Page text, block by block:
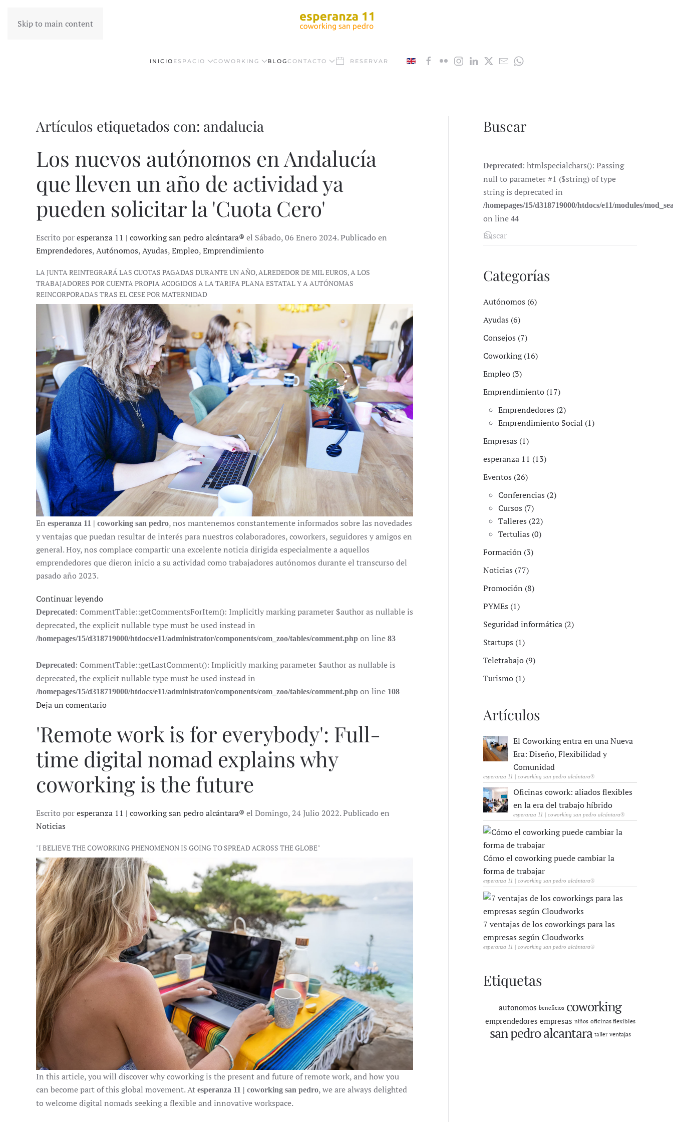
Skip to main content
INICIO ESPACIO COWORKING BLOGCONTACTO RESERVAR
Artículos etiquetados con: andalucia
Los nuevos autónomos en Andalucía
que lleven un año de actividad ya
pueden solicitar la 'Cuota Cero'
Escrito poresperanza 11 | coworking san pedro alcántara® el Sábado, 06 Enero 2024. Publicado en
Emprendedores,Autónomos,Ayudas,Empleo,Emprendimiento
LA JUNTA REINTEGRARÁ LAS CUOTAS PAGADAS DURANTE UN AÑO, ALREDEDOR DE MIL EUROS, A LOS
TRABAJADORES POR CUENTA PROPIA ACOGIDOS A LA TARIFA PLANA ESTATAL Y A AUTÓNOMAS
REINCORPORADAS TRAS EL CESE POR MATERNIDAD
En esperanza 11 | coworking san pedro, nos mantenemos constantemente informados sobre las novedades
y ventajas que puedan resultar de interés para nuestros colaboradores, coworkers, seguidores y amigos en
general. Hoy, nos complace compartir una excelente noticia dirigida especialmente a aquellos
emprendedores que dieron inicio a su actividad como trabajadores autónomos durante el transcurso del
pasado año 2023.
Continuar leyendo
Deprecated: CommentTable::getCommentsForItem(): Implicitly marking parameter $author as nullable is
deprecated, the explicit nullable type must be used instead in
/homepages/15/d318719000/htdocs/e11/administrator/components/com_zoo/tables/comment.php on line 83
Deprecated: CommentTable::getLastComment(): Implicitly marking parameter $author as nullable is
deprecated, the explicit nullable type must be used instead in
/homepages/15/d318719000/htdocs/e11/administrator/components/com_zoo/tables/comment.php on line 108
Deja un comentario
'Remote work is for everybody': Full-
time digital nomad explains why
coworking is the future
Escrito poresperanza 11 | coworking san pedro alcántara® el Domingo, 24 Julio 2022. Publicado en
Noticias
"I BELIEVE THE COWORKING PHENOMENON IS GOING TO SPREAD ACROSS THE GLOBE"
In this article, you will discover why coworking is the present and future of remote work, and how you
can become part of this global movement. At esperanza 11 | coworking san pedro, we are always delighted
to welcome digital nomads seeking a flexible and innovative workspace.
Buscar
Deprecated: htmlspecialchars(): Passing
null to parameter #1 ($string) of type
string is deprecated in
/homepages/15/d318719000/htdocs/e11/modules/
on line44
Categorías
Autónomos (6)
Ayudas (6)
Consejos (7)
Coworking (16)
Empleo (3)
Emprendimiento (17)
Emprendedores (2)
Emprendimiento Social (1)
Empresas (1)
esperanza 11 (13)
Eventos (26)
Conferencias (2)
Cursos (7)
Talleres (22)
Tertulias (0)
Formación (3)
Noticias (77)
Promoción (8)
PYMEs (1)
Seguridad informática (2)
Startups (1)
Teletrabajo (9)
Turismo (1)
Artículos
El Coworking entra en una Nueva
Era: Diseño, Flexibilidad y
Comunidad
esperanza 11 | coworking san pedro alcántara®
Oficinas cowork: aliados flexibles
en la era del trabajo híbrido
esperanza 11 | coworking san pedro alcántara®
Cómo el coworking puede cambiar la
forma de trabajar
esperanza 11 | coworking san pedro alcántara®
7 ventajas de los coworkings para las
empresas según Cloudworks
esperanza 11 | coworking san pedro alcántara®
Etiquetas
autonomos beneficios coworking
emprendedores empresas niños oficinas flexibles
san pedro alcantara taller ventajas